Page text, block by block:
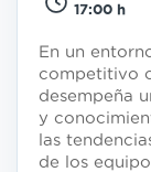
17:00 h
En un
competitivo
desempeña
y
las
de los